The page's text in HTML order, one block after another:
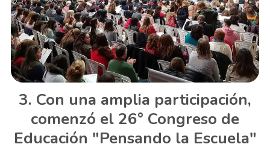
Con una amplia participación,
comenzó el 26° Congreso de
Educación "Pensando la Escuela"